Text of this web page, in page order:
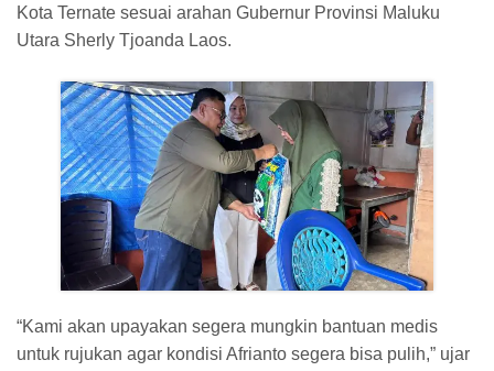
Kota Ternate sesuai arahan Gubernur Provinsi Maluku
Utara Sherly Tjoanda Laos.
“Kami akan upayakan segera mungkin bantuan medis
untuk rujukan agar kondisi Afrianto segera bisa pulih,” ujar